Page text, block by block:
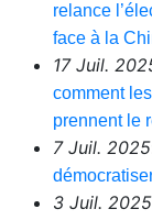
relance
face à la
17 Juil.
comment
prennent le
7 Juil. 2025
3 Juil. 2025